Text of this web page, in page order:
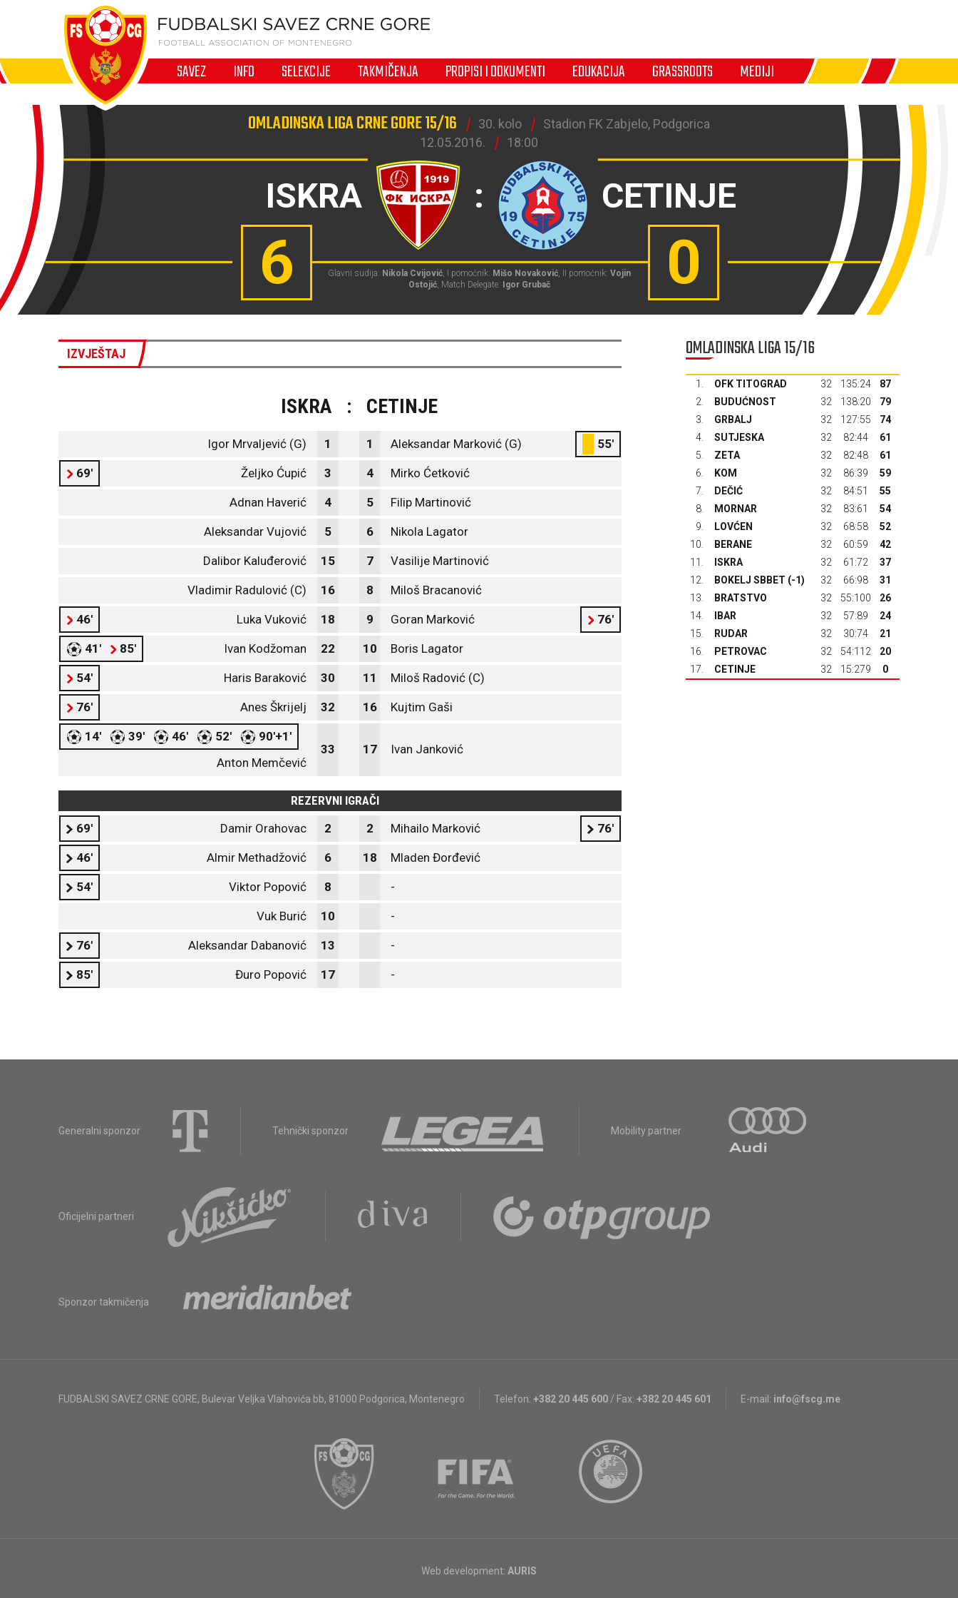
SAVEZ INFO SELEKCIJE TAKMIČENJA PROPISI I DOKUMENTI EDUKACIJA GRASSROOTS MEDIJI
OMLADINSKA LIGA CRNE GORE 15/16 30. kolo
Stadion FK Zabjelo, Podgorica
12.05.2016.
18:00
ISKRA : CETINJE
6 0
Glavni sudija: Nikola Cvijović, I pomoćnik: Mišo Novaković, II pomoćnik: Vojin
Ostojić, Match Delegate: Igor Grubač
IZVJEŠTAJ
ISKRA : CETINJE
Igor Mrvaljević (G) 1 1 Aleksandar Marković (G) 55'
69' Željko Ćupić 3 4 Mirko Ćetković
Adnan Haverić 4 5 Filip Martinović
Aleksandar Vujović 5 6 Nikola Lagator
Dalibor Kaluđerović 15 7 Vasilije Martinović
Vladimir Radulović (C) 16 8 Miloš Bracanović
46' Luka Vuković 18 9 Goran Marković 76'
41' 85' Ivan Kodžoman 22 10 Boris Lagator
54' Haris Baraković 30 11 Miloš Radović (C)
76' Anes Škrijelj 32 16 Kujtim Gaši
14' 39' 46' 52'
90'+1'
Anton Memčević
33 17 Ivan Janković
REZERVNI IGRAČI
69'
Damir Orahovac 2 2 Mihailo Marković 76'
46' Almir Methadžović 6 18 Mladen Đorđević
54' Viktor Popović 8 -
Vuk Burić 10 -
76' Aleksandar Dabanović 13 -
85' Đuro Popović 17 -
OMLADINSKA LIGA 15/16
1. OFK TITOGRAD 32 135:24
87
2.
BUDUĆNOST 32 138:20
79
3.
GRBALJ 32 127:55
74
4.
SUTJESKA 32 82:44
61
5.
ZETA 32 82:48
61
6.
KOM 32 86:39
59
7.
DEČIĆ 32 84:51
55
8.
MORNAR 32 83:61
54
9.
LOVĆEN 32 68:58
52
10.
BERANE 32 60:59
42
11.
ISKRA 32 61:72
37
12.
BOKELJ SBBET (-1) 32 66:98
31
13.
BRATSTVO 32 55:100
26
14.
IBAR 32 57:89
24
15.
RUDAR 32 30:74
21
16.
PETROVAC 32 54:112
20
17.
CETINJE 32 15:279 0
Generalni sponzor Tehnički sponzor Mobility partner
Oficijelni partneri
Sponzor takmičenja
FUDBALSKI SAVEZ CRNE GORE, Bulevar Veljka Vlahovića bb, 81000 Podgorica, Montenegro Telefon: +382 20 445 600 / Fax: +382 20 445 601 E-mail: info@fscg.me
Web development: AURIS